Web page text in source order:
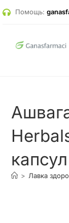
Помощь:
капсул
> Лавка